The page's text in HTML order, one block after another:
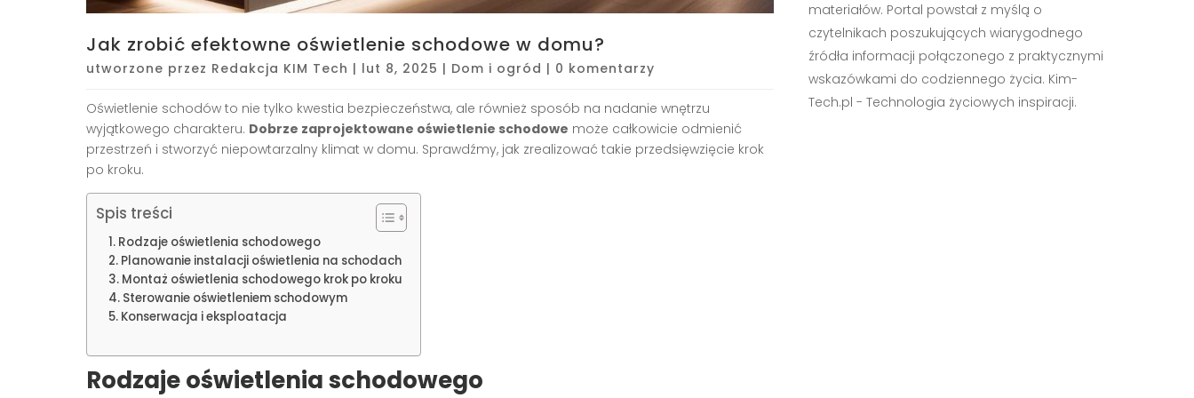
Jak zrobić efektowne oświetlenie schodowe w domu?
utworzone przez Redakcja KIM Tech | lut 8, 2025 | Dom i ogród | 0 komentarzy
Oświetlenie schodów to nie tylko kwestia bezpieczeństwa, ale również sposób na nadanie wnętrzu
wyjątkowego charakteru. Dobrze zaprojektowane oświetlenie schodowe może całkowicie odmienić
przestrzeń i stworzyć niepowtarzalny klimat w domu. Sprawdźmy, jak zrealizować takie przedsięwzięcie krok
po kroku.
Spis treści
Rodzaje oświetlenia schodowego
Planowanie instalacji oświetlenia na schodach
Montaż oświetlenia schodowego krok po kroku
Sterowanie oświetleniem schodowym
Konserwacja i eksploatacja
Rodzaje oświetlenia schodowego
materiałów. Portal powstał z myślą o
czytelnikach poszukujących wiarygodnego
źródła informacji połączonego z praktycznymi
wskazówkami do codziennego życia. Kim-
Tech.pl - Technologia życiowych inspiracji.